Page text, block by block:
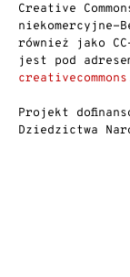
Creative
niekomercyjne-
również jako
jest pod
Projekt
Dziedzictwa